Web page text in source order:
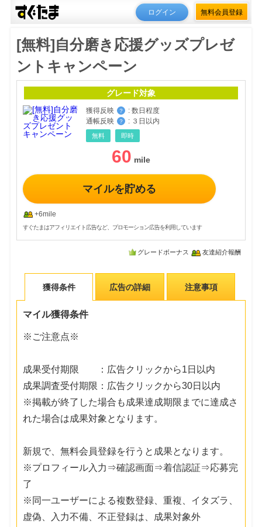
ログイン 無料会員登録
[無料]自分磨き応援グッズプレゼ
ントキャンペーン
グレード対象
獲得反映 ？ : 数日程度
通帳反映
？ : ３日以内
無料 即時
60
マイルを貯める
+6mile
すぐたまはアフィリエイト広告など、プロモーション広告を利用しています
グレードボーナス 友達紹介報酬
獲得条件 広告の詳細 注意事項
マイル獲得条件
※ご注意点※
成果受付期限 ：広告クリックから1日以内
成果調査受付期限：広告クリックから30日以内
※掲載が終了した場合も成果達成期限までに達成さ
れた場合は成果対象となります。
新規で、無料会員登録を行うと成果となります。
※プロフィール入力⇒確認画面⇒着信認証⇒応募完
了
※同一ユーザーによる複数登録、重複、イタズラ、
虚偽、入力不備、不正登録は、成果対象外